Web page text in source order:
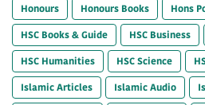
Honours
Honours Books
Hons
HSC Books & Guide
HSC Business
HSC Humanities
HSC Science
Islamic Articles
Islamic Audio